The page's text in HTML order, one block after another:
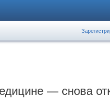
— снова